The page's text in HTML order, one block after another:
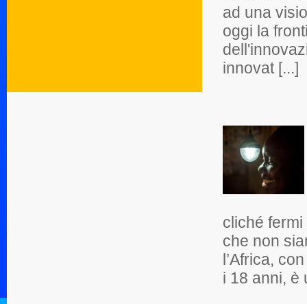
ad una
oggi la
innovat [...]
cliché
che non
l’Africa,
i 18 anni, è